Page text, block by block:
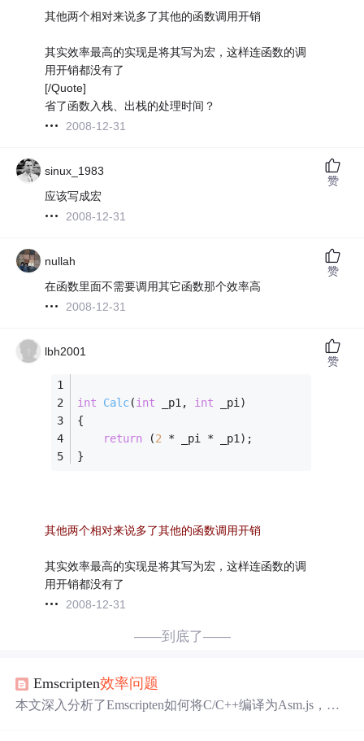
其他两个相对来说多了其他的函数调用开销
其实效率最高的实现是将其写为宏，这样连函数的调
用开销都没有了
[/Quote]
省了函数入栈、出栈的处理时间？
2008-12-31
sinux_1983
应该写成宏
2008-12-31
赞
nullah
在函数里面不需要调用其它函数那个效率高
2008-12-31
赞
lbh2001
int Calc(int _p1, int _pi)
{
return (2 * _pi * _p1);
}
其他两个相对来说多了其他的函数调用开销
其实效率最高的实现是将其写为宏，这样连函数的调
用开销都没有了
2008-12-31
赞
——到底了——
Emscripten效率问题
本文深入分析了Emscripten如何将C/C++编译为Asm.js，探